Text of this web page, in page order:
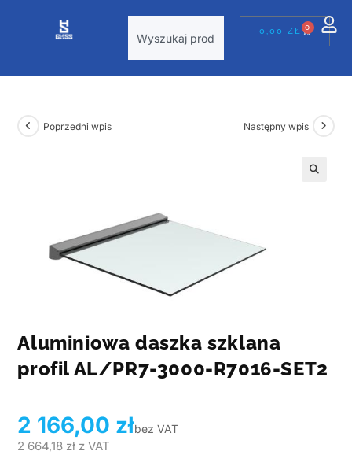
0,00ZŁ 0
Poprzedni wpis Następny wpis
Aluminiowa daszka szklana
profil AL/PR7-3000-R7016-SET2
2 166,00 złbez VAT
2 664,18 zł z VAT